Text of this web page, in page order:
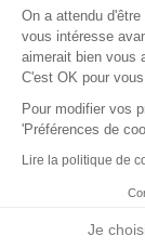
Du lundi au jeudi de
vendredi de 8h30 à
On a attendu
vous intéresse
aimerait bien vous
C'est OK pour
Pour modifier vos
'Préférences de
Lire la politique de
Je